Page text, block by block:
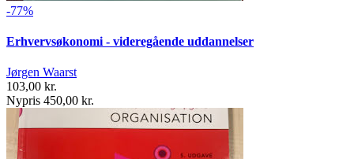
-77%
Erhvervsøkonomi - videregående uddannelser
Jørgen Waarst
103,00 kr.
Nypris 450,00 kr.